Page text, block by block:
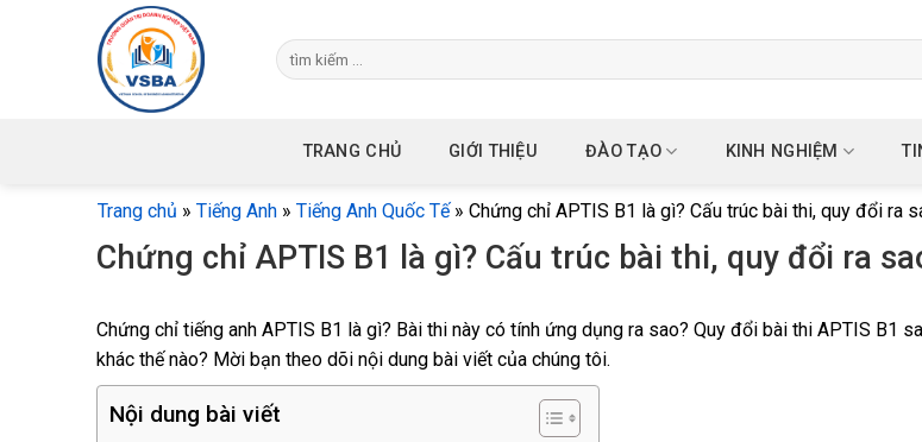
TRANG CHỦ GIỚI THIỆU ĐÀO TẠO KINH NGHIỆM
Trang chủ » Tiếng Anh » Tiếng Anh Quốc Tế » Chứng chỉ APTIS B1 là gì? Cấu trúc bài thi, quy đổi ra
Chứng chỉ APTIS B1 là gì? Cấu trúc bài thi, quy đổi ra
Chứng chỉ tiếng anh APTIS B1 là gì? Bài thi này có tính ứng dụng ra sao? Quy đổi bài thi APTIS B1
khác thế nào? Mời bạn theo dõi nội dung bài viết của chúng tôi.
Nội dung bài viết